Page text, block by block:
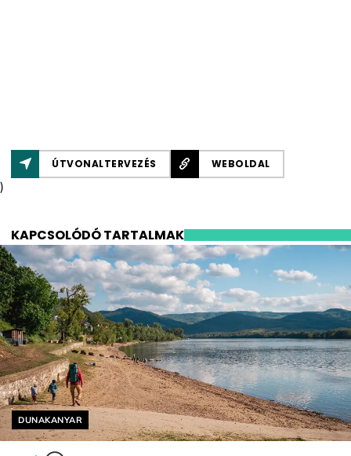
ÚTVONALTERVEZÉS WEBOLDAL
)
KAPCSOLÓDÓ TARTALMAK
Helyszín címkék:
DUNAKANYAR